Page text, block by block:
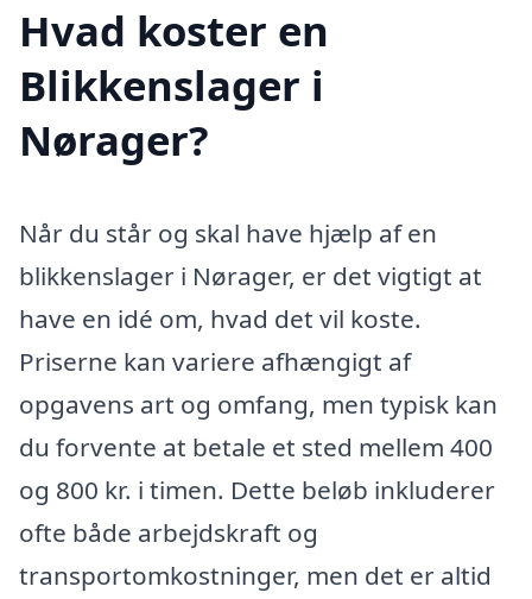
Hvad koster en
Blikkenslager i
Nørager?
Når du står og skal have hjælp af en
blikkenslager i Nørager, er det vigtigt at
have en idé om, hvad det vil koste.
Priserne kan variere afhængigt af
opgavens art og omfang, men typisk kan
du forvente at betale et sted mellem 400
og 800 kr. i timen. Dette beløb inkluderer
ofte både arbejdskraft og
transportomkostninger, men det er altid